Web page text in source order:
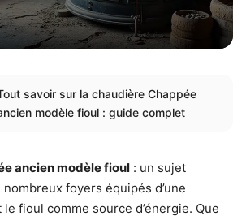
savoir sur la chaudière Chappée
modèle fioul : guide complet
ancien modèle fioul : un sujet
nombreux foyers équipés d’une
fioul comme source d’énergie. Que